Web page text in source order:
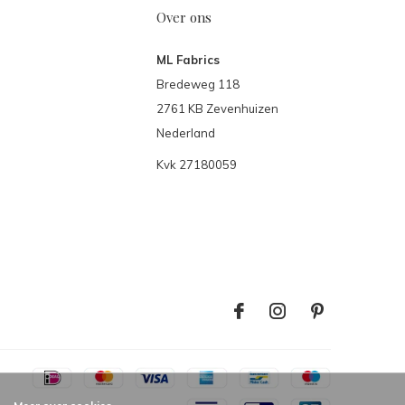
Over ons
ML Fabrics
Bredeweg 118
2761 KB Zevenhuizen
Nederland
Kvk 27180059